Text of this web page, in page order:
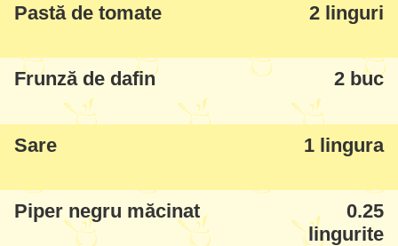
Pastă de tomate 2 linguri
Frunză de dafin 2 buc
Sare 1 lingura
Piper negru măcinat
0.25
lingurite